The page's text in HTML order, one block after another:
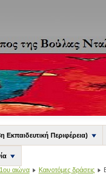
Εκπαιδευτική Περιφέρεια)
αιώνα Καινοτόμες δράσεις